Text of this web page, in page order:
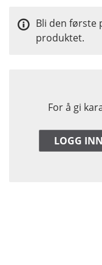
For å gi
LOGG INN
Bli den første
produktet.